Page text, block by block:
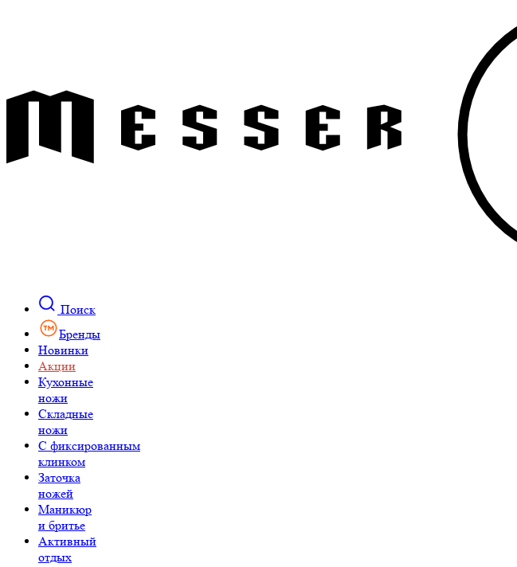
Поиск
Бренды
Новинки
Акции
Кухонные
ножи
Складные
ножи
C фиксированным
клинком
Заточка
ножей
Маникюр
и бритье
Активный
отдых